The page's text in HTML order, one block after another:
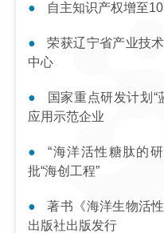
自主知识产权增至
荣获辽宁省产业技
中心
国家重点研发计划“
应用示范企业
“海洋活性糖肽的
批“海创工程”
著书《海洋生物活
出版社出版发行